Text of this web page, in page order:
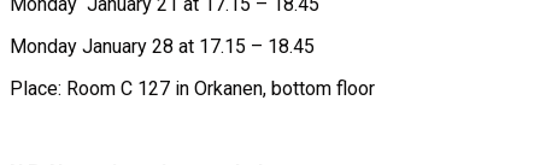
Monday January 21 at 17.15 – 18.45
Monday January 28 at 17.15 – 18.45
Place: Room C 127 in Orkanen, bottom floor